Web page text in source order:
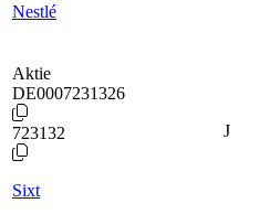
Nestlé
Aktie
DE0007231326
723132
Sixt
J